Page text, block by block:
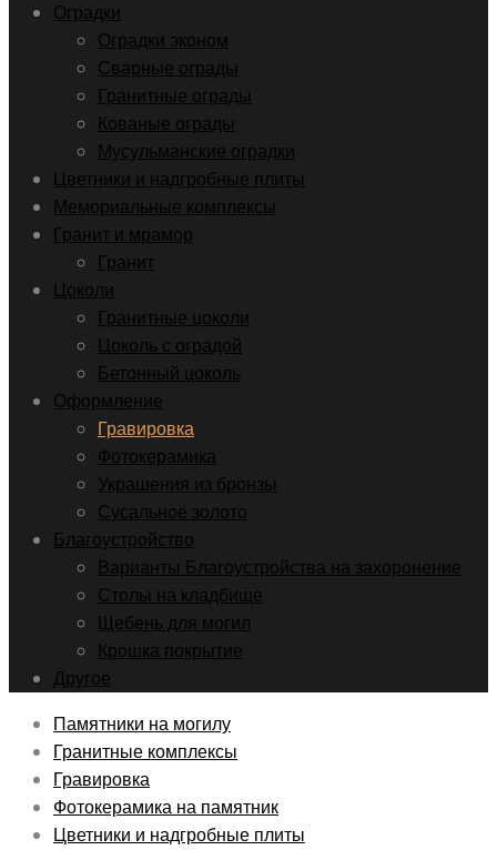
Оградки
Оградки эконом
Сварные ограды
Гранитные ограды
Кованые ограды
Мусульманские оградки
Цветники и надгробные плиты
Мемориальные комплексы
Гранит и мрамор
Гранит
Цоколи
Гранитные цоколи
Цоколь с оградой
Бетонный цоколь
Оформление
Гравировка
Фотокерамика
Украшения из бронзы
Сусальное золото
Благоустройство
Варианты Благоустройства на захоронение
Столы на кладбище
Щебень для могил
Крошка покрытие
Другое
Памятники на могилу
Гранитные комплексы
Гравировка
Фотокерамика на памятник
Цветники и надгробные плиты